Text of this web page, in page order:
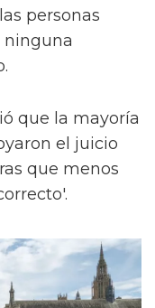
personas
ninguna
que la mayoría
el juicio
que menos